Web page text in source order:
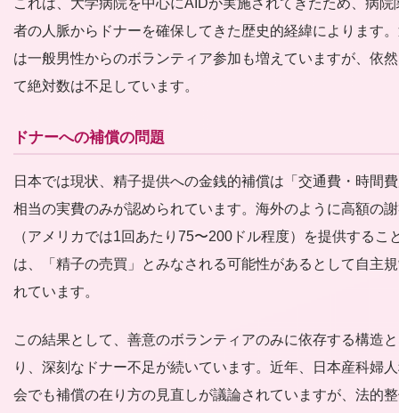
これは、大学病院を中心にAIDが実施されてきたため、病院
者の人脈からドナーを確保してきた歴史的経緯によります
は一般男性からのボランティア参加も増えていますが、依
て絶対数は不足しています。
ドナーへの補償の問題
日本では現状、精子提供への金銭的補償は「交通費・時間
相当の実費のみが認められています。海外のように高額の
（アメリカでは1回あたり75〜200ドル程度）を提供するこ
は、「精子の売買」とみなされる可能性があるとして自主
れています。
この結果として、善意のボランティアのみに依存する構造
り、深刻なドナー不足が続いています。近年、日本産科婦
会でも補償の在り方の見直しが議論されていますが、法的